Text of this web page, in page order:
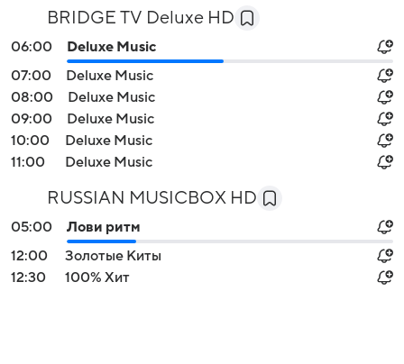
BRIDGE TV Deluxe HD
06:00
Deluxe Music
07:00
Deluxe Music
08:00
Deluxe Music
09:00
Deluxe Music
10:00
Deluxe Music
11:00
Deluxe Music
RUSSIAN MUSICBOX HD
05:00
Лови ритм
12:00
Золотые Киты
12:30
100% Хит